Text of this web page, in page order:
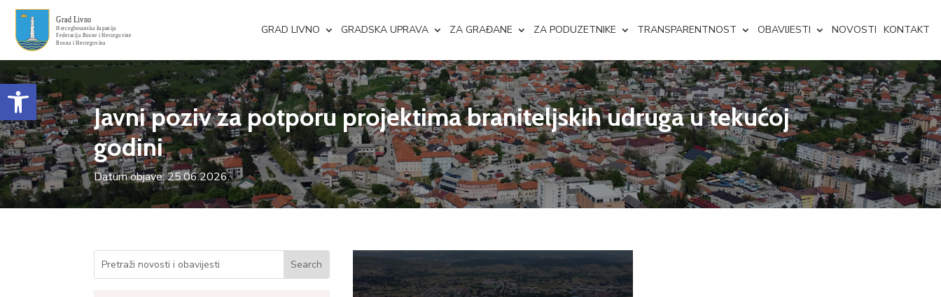
Open toolbar
GRAD LIVNO GRADSKA UPRAVA ZA GRAĐANE ZA PODUZETNIKE TRANSPARENTNOST OBAVIJESTI NOVOSTI KONTAKT
Javni poziv za potporu projektima braniteljskih udruga u tekućoj
godini
Datum objave: 25.06.2026.